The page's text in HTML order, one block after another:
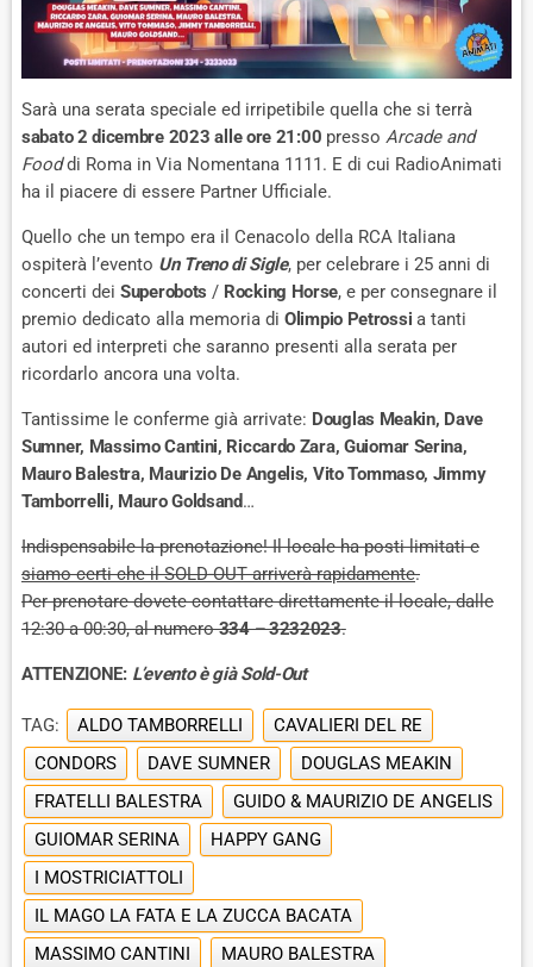
Sarà una serata speciale ed irripetibile quella che si terrà
sabato 2 dicembre 2023 alle ore 21:00 pressoArcade and
Fooddi Roma in Via Nomentana 1111. E di cui RadioAnimati
ha il piacere di essere Partner Ufficiale.
Quello che un tempo era il Cenacolo della RCA Italiana
ospiterà l’evento Un Treno di Sigle, per celebrare i 25 anni di
concerti dei Superobots / Rocking Horse, e per consegnare il
premio dedicato alla memoria di Olimpio Petrossi a tanti
autori ed interpreti che saranno presenti alla serata per
ricordarlo ancora una volta.
Tantissime le conferme già arrivate: Douglas Meakin, Dave
Sumner, Massimo Cantini, Riccardo Zara, Guiomar Serina,
Mauro Balestra, Maurizio De Angelis, Vito Tommaso, Jimmy
Tamborrelli, Mauro Goldsand…
Indispensabile la prenotazione! Il locale ha posti limitati e
siamo certi che il SOLD-OUT arriverà rapidamente.
Per prenotare dovete contattare direttamente il locale, dalle
12:30 a 00:30, al numero334 – 3232023.
ATTENZIONE: L’evento è già Sold-Out
TAG: ALDO TAMBORRELLI
CAVALIERI DEL RE
CONDORS
DAVE SUMNER
DOUGLAS MEAKIN
FRATELLI BALESTRA
GUIDO & MAURIZIO DE ANGELIS
GUIOMAR SERINA
HAPPY GANG
I MOSTRICIATTOLI
IL MAGO LA FATA E LA ZUCCA BACATA
MASSIMO CANTINI
MAURO BALESTRA